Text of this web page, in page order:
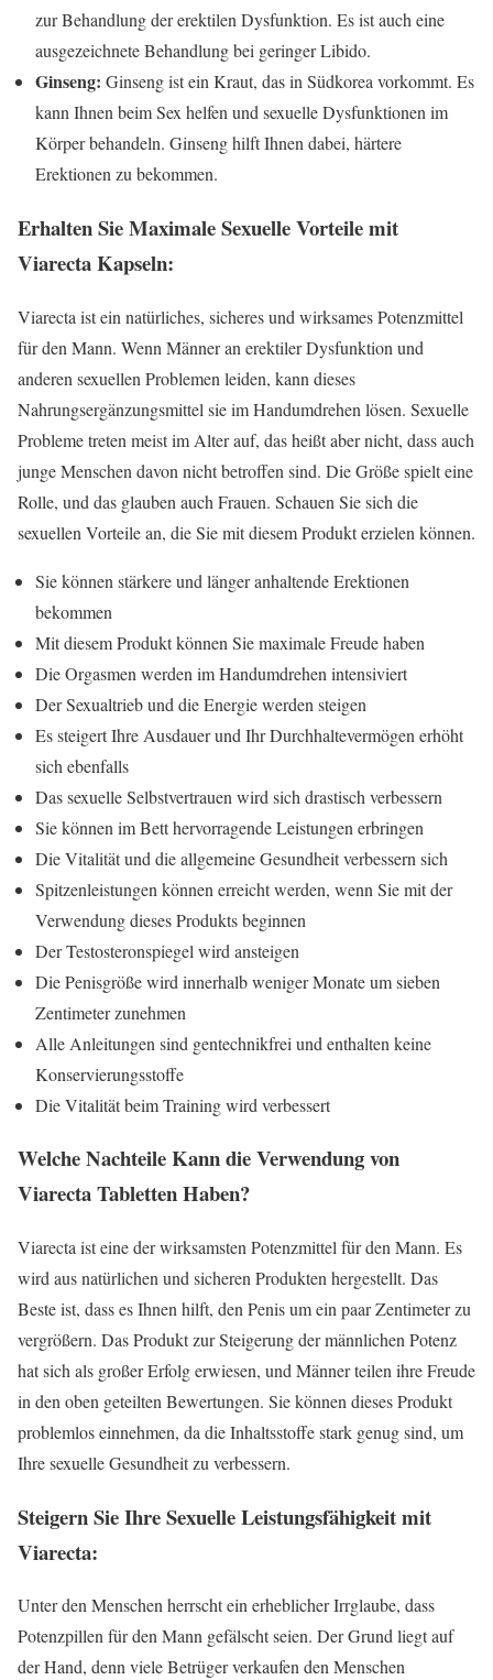
zur Behandlung der erektilen Dysfunktion. Es ist auch eine
ausgezeichnete Behandlung bei geringer Libido.
Ginseng: Ginseng ist ein Kraut, das in Südkorea vorkommt. Es
kann Ihnen beim Sex helfen und sexuelle Dysfunktionen im
Körper behandeln. Ginseng hilft Ihnen dabei, härtere
Erektionen zu bekommen.
Erhalten Sie Maximale Sexuelle Vorteile mit
Viarecta Kapseln:
Viarecta ist ein natürliches, sicheres und wirksames Potenzmittel
für den Mann. Wenn Männer an erektiler Dysfunktion und
anderen sexuellen Problemen leiden, kann dieses
Nahrungsergänzungsmittel sie im Handumdrehen lösen. Sexuelle
Probleme treten meist im Alter auf, das heißt aber nicht, dass auch
junge Menschen davon nicht betroffen sind. Die Größe spielt eine
Rolle, und das glauben auch Frauen. Schauen Sie sich die
sexuellen Vorteile an, die Sie mit diesem Produkt erzielen können.
Sie können stärkere und länger anhaltende Erektionen
bekommen
Mit diesem Produkt können Sie maximale Freude haben
Die Orgasmen werden im Handumdrehen intensiviert
Der Sexualtrieb und die Energie werden steigen
Es steigert Ihre Ausdauer und Ihr Durchhaltevermögen erhöht
sich ebenfalls
Das sexuelle Selbstvertrauen wird sich drastisch verbessern
Sie können im Bett hervorragende Leistungen erbringen
Die Vitalität und die allgemeine Gesundheit verbessern sich
Spitzenleistungen können erreicht werden, wenn Sie mit der
Verwendung dieses Produkts beginnen
Der Testosteronspiegel wird ansteigen
Die Penisgröße wird innerhalb weniger Monate um sieben
Zentimeter zunehmen
Alle Anleitungen sind gentechnikfrei und enthalten keine
Konservierungsstoffe
Die Vitalität beim Training wird verbessert
Welche Nachteile Kann die Verwendung von
Viarecta Tabletten Haben?
Viarecta ist eine der wirksamsten Potenzmittel für den Mann. Es
wird aus natürlichen und sicheren Produkten hergestellt. Das
Beste ist, dass es Ihnen hilft, den Penis um ein paar Zentimeter zu
vergrößern. Das Produkt zur Steigerung der männlichen Potenz
hat sich als großer Erfolg erwiesen, und Männer teilen ihre Freude
in den oben geteilten Bewertungen. Sie können dieses Produkt
problemlos einnehmen, da die Inhaltsstoffe stark genug sind, um
Ihre sexuelle Gesundheit zu verbessern.
Steigern Sie Ihre Sexuelle Leistungsfähigkeit mit
Viarecta:
Unter den Menschen herrscht ein erheblicher Irrglaube, dass
Potenzpillen für den Mann gefälscht seien. Der Grund liegt auf
der Hand, denn viele Betrüger verkaufen den Menschen